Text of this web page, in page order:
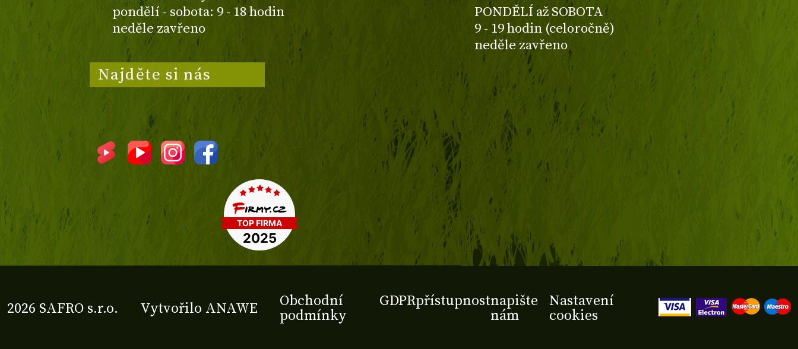
pondělí - sobota: 9 - 18 hodin
neděle zavřeno
PONDĚLÍ až SOBOTA
9 - 19 hodin (celoročně)
neděle zavřeno
Najděte si nás
2026 SAFRO s.r.o. Vytvořilo ANAWE
Obchodní
podmínky
GDPRpřístupnostnapište
nám
Nastavení
cookies